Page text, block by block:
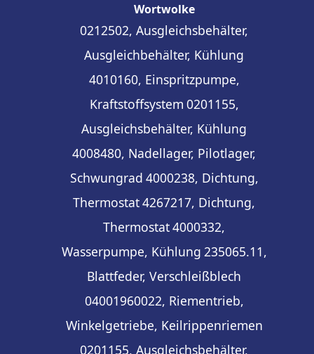
Wortwolke
0212502, Ausgleichsbehälter,
Ausgleichbehälter, Kühlung
4010160, Einspritzpumpe,
Kraftstoffsystem 0201155,
Ausgleichsbehälter, Kühlung
4008480, Nadellager, Pilotlager,
Schwungrad 4000238, Dichtung,
Thermostat4267217, Dichtung,
Thermostat4000332,
Wasserpumpe, Kühlung 235065.11,
Blattfeder, Verschleißblech
04001960022, Riementrieb,
Winkelgetriebe, Keilrippenriemen
0201155, Ausgleichsbehälter,